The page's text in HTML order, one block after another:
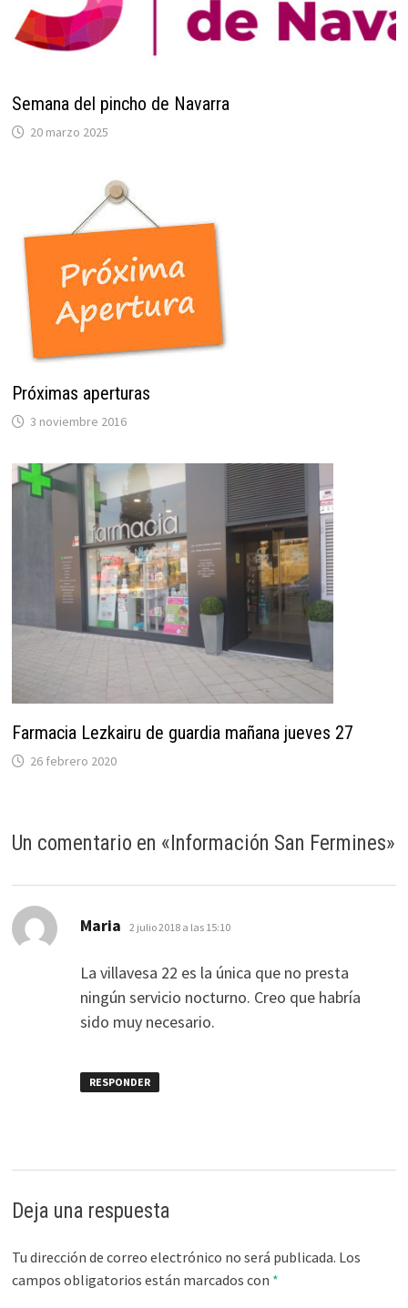
Semana del pincho de Navarra
20 marzo 2025
Próximas aperturas
3 noviembre 2016
Farmacia Lezkairu de guardia mañana jueves 27
26 febrero 2020
Un comentario en « Información San Fermines»
Maria dice:
2 julio 2018 a las 15:10
La villavesa 22 es la única que no presta
ningún servicio nocturno. Creo que habría
sido muy necesario.
RESPONDER
Deja una respuesta
Tu dirección de correo electrónico no será publicada. Los
campos obligatorios están marcados con *